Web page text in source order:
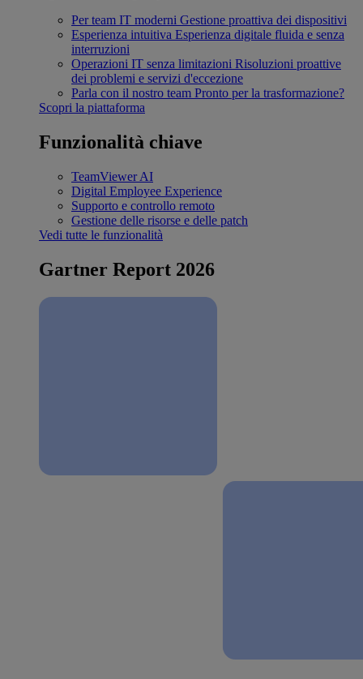
Per team IT moderni Gestione proattiva dei dispositivi
Esperienza intuitiva Esperienza digitale fluida e senza
interruzioni
Operazioni IT senza limitazioni Risoluzioni proattive
dei problemi e servizi d'eccezione
Parla con il nostro team Pronto per la trasformazione?
Scopri la piattaforma
Funzionalità chiave
TeamViewer AI
Digital Employee Experience
Supporto e controllo remoto
Gestione delle risorse e delle patch
Vedi tutte le funzionalità
Gartner Report 2026